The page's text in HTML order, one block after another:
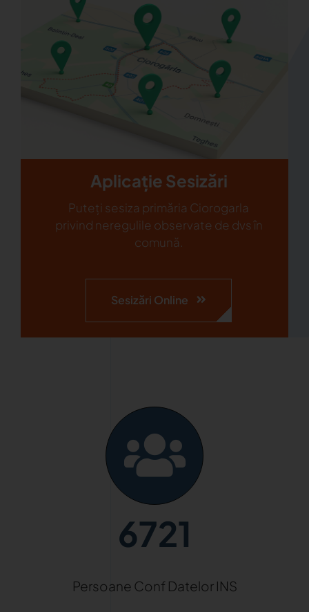
Aplicație Sesizări
Puteți sesiza primăria Ciorogarla
privind neregulile observate de dvs în
comună.
Sesizări Online
6721
Persoane Conf Datelor INS